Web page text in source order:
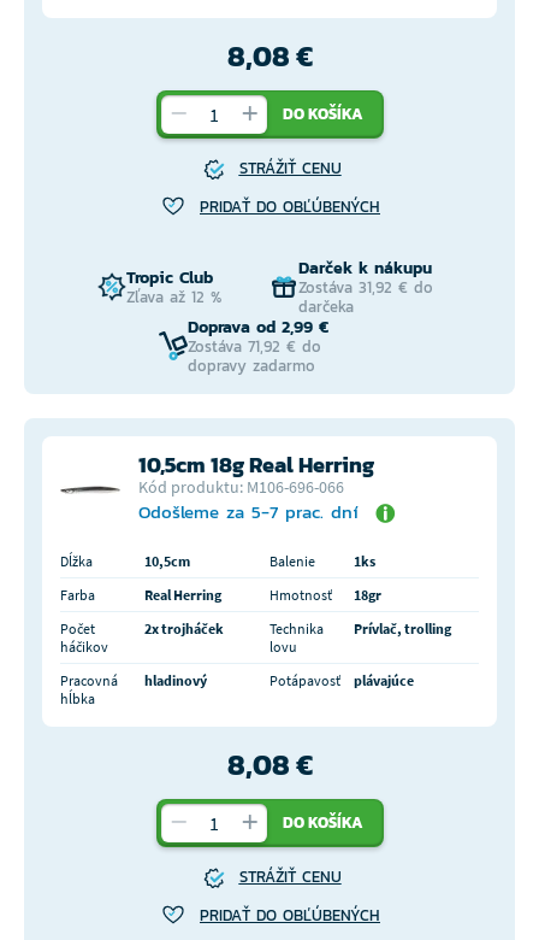
8,08 €
DO KOŠÍKA
STRÁŽIŤ CENU
PRIDAŤ DO OBĽÚBENÝCH
Tropic Club
Zľava až 12 %
Darček k nákupu
Zostáva 31,92 € do
darčeka
Doprava od 2,99 €
Zostáva 71,92 € do
dopravy zadarmo
10,5cm 18g Real Herring
Kód produktu: M106-696-066
Odošleme za 5-7 prac. dní
Dĺžka 10,5cm Balenie
1ks
Farba
Real Herring Hmotnosť
18gr
Počet
háčikov
2x trojháček
Technika
lovu
Prívlač, trolling
Pracovná
hĺbka
hladinový Potápavosť plávajúce
8,08 €
DO KOŠÍKA
STRÁŽIŤ CENU
PRIDAŤ DO OBĽÚBENÝCH